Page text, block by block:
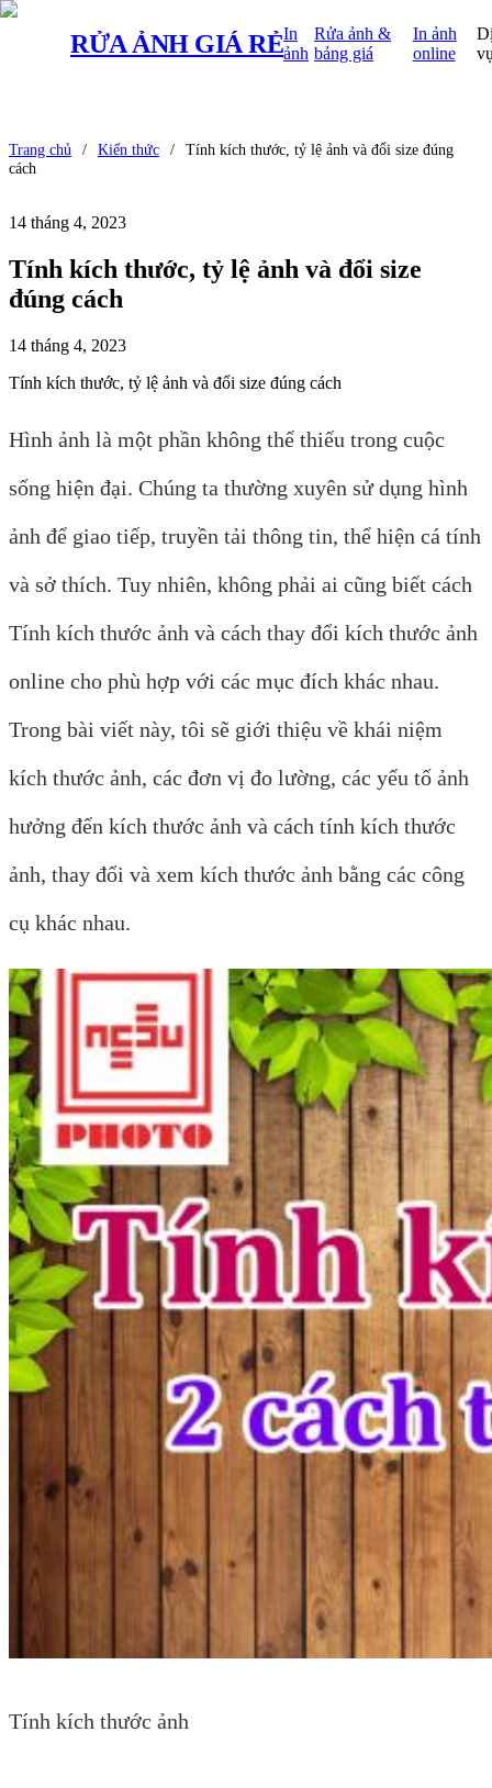
RỬA ẢNH GIÁ RẺIn
ảnh
Rửa ảnh &
bảng giá
In ảnh
online
Trang chủ / Kiến thức /
Tính kích thước, tỷ lệ ảnh và đổi size đúng
cách
14 tháng 4, 2023
Tính kích thước, tỷ lệ ảnh và đổi size
đúng cách
14 tháng 4, 2023
Tính kích thước, tỷ lệ ảnh và đổi size đúng cách
Hình ảnh là một phần không thể thiếu trong cuộc
sống hiện đại. Chúng ta thường xuyên sử dụng hình
ảnh để giao tiếp, truyền tải thông tin, thể hiện cá tính
và sở thích. Tuy nhiên, không phải ai cũng biết cách
Tính kích thước ảnh và cách thay đổi kích thước ảnh
online cho phù hợp với các mục đích khác nhau.
Trong bài viết này, tôi sẽ giới thiệu về khái niệm
kích thước ảnh, các đơn vị đo lường, các yếu tố ảnh
hưởng đến kích thước ảnh và cách tính kích thước
ảnh, thay đổi và xem kích thước ảnh bằng các công
cụ khác nhau.
Tính kích thước ảnh